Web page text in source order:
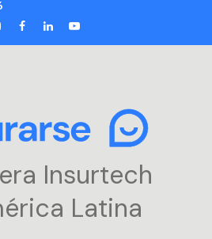
FACEBOOK
LINKEDIN
YOUTUBE
Insurtech
Latina